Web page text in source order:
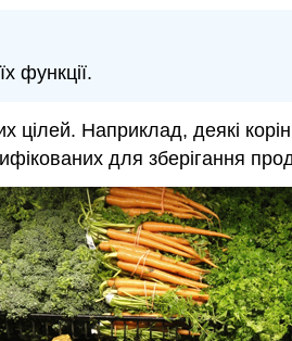
функції.
цілей. Наприклад, деякі
для зберігання